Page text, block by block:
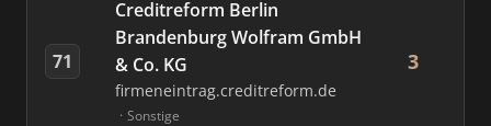
71
Creditreform Berlin
Brandenburg Wolfram GmbH
& Co. KG
firmeneintrag.creditreform.de
Sonstige
3